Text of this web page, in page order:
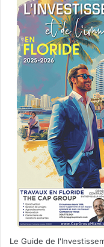
Le Guide de